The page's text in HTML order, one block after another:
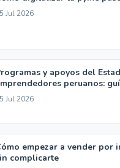
Jul 2026
y apoyos del
peruanos:
Jul 2026
empezar a vender por
complicarte